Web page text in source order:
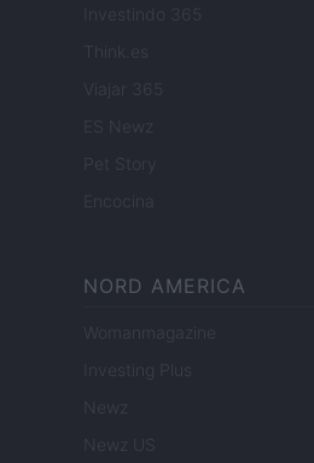
Investindo 365
Think.es
Viajar 365
ES Newz
Encocina
NORD AMERICA
Womanmagazine
Investing Plus
Newz
Newz US